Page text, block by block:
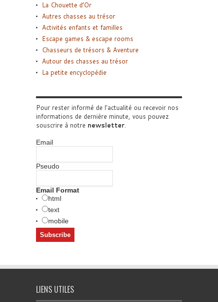
La Chouette d’Or
Autres chasses au trésor
Activités enfants et familles
Escape games & escape rooms
Chasseurs de trésors & Aventure
Autour des chasses au trésor
La petite encyclopédie
Pour rester informé de l'actualité ou recevoir nos
informations de dernière minute, vous pouvez
souscrire à notre newsletter.
Email
Pseudo
Email Format
html
text
mobile
LIENS UTILES